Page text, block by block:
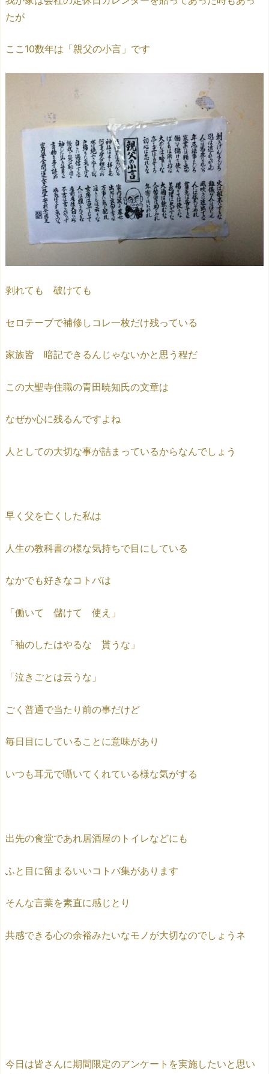
たが
ここ10数年は「親父の小言」です
剥れても 破けても
セロテーブで補修しコレ一枚だけ残っている
家族皆 暗記できるんじゃないかと思う程だ
この大聖寺住職の青田暁知氏の文章は
なぜか心に残るんですよね
人としての大切な事が詰まっているからなんでしょう
早く父を亡くした私は
人生の教科書の様な気持ちで目にしている
なかでも好きなコトバは
「働いて 儲けて 使え」
「袖のしたはやるな 貰うな」
「泣きごとは云うな」
ごく普通で当たり前の事だけど
毎日目にしていることに意味があり
いつも耳元で囁いてくれている様な気がする
出先の食堂であれ居酒屋のトイレなどにも
ふと目に留まるいいコトバ集があります
そんな言葉を素直に感じとり
共感できる心の余裕みたいなモノが大切なのでしょうネ
今日は皆さんに期間限定のアンケートを実施したいと思い